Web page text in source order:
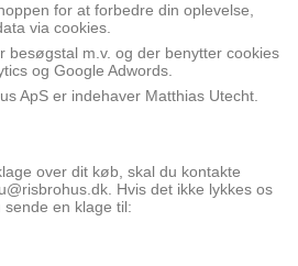
for at forbedre din oplevelse,
via cookies.
besøgstal m.v. og der benytter cookies
og Google Adwords.
ApS er indehaver Matthias Utecht.
over dit køb, skal du kontakte
Hvis det ikke lykkes os
en klage til: